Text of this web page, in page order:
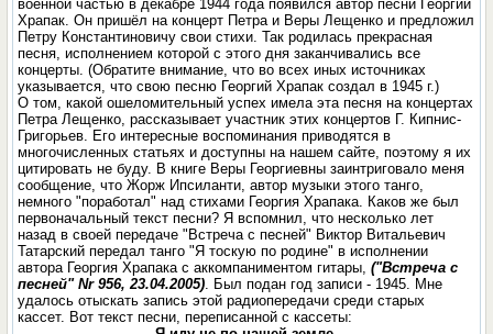
военной частью в декабре 1944 года появился автор песни Георгий
Храпак. Он пришёл на концерт Петра и Веры Лещенко и предложил
Петру Константиновичу свои стихи. Так родилась прекрасная
песня, исполнением которой с этого дня заканчивались все
концерты. (Обратите внимание, что во всех иных источниках
указывается, что свою песню Георгий Храпак создал в 1945 г.)
О том, какой ошеломительный успех имела эта песня на концертах
Петра Лещенко, рассказывает участник этих концертов Г. Кипнис-
Григорьев. Его интересные воспоминания приводятся в
многочисленных статьях и доступны на нашем сайте, поэтому я их
цитировать не буду. В книге Веры Георгиевны заинтриговало меня
сообщение, что Жорж Ипсиланти, автор музыки этого танго,
немного "поработал" над стихами Георгия Храпака. Каков же был
первоначальный текст пeсни? Я вспомнил, что несколько лет
назад в своей передаче "Встреча с песней" Виктор Витальевич
Татарский передал танго "Я тоскую по родине" в исполнении
автора Георгия Храпака с аккомпаниментом гитары,("Встреча с
песней" Nr 956, 23.04.2005). Был подан год записи - 1945. Мне
удалось отыскать запись этой радиопередачи среди старых
кассет. Вот текст песни, переписанной с кассеты: